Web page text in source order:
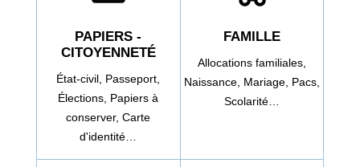
PAPIERS -
CITOYENNETÉ
État-civil, Passeport,
Élections, Papiers à
conserver,Carte
d'identité…
FAMILLE
Allocations familiales,
Naissance, Mariage, Pacs,
Scolarité…